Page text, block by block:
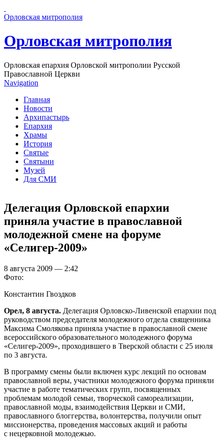
Орловская митрополия
Орловская митрополия
Орловская епархия Орловской митрополии Русской
Православной Церкви
Navigation
Главная
Новости
Архипастырь
Епархия
Храмы
История
Святые
Святыни
Музей
Для СМИ
Делегация Орловской епархии
приняла участие в православной
молодежной смене на форуме
«Селигер-2009»
8 августа 2009 — 2:42
Фото:
Константин Гвоздков
Орел, 8 августа. Делегация Орловско-Ливенской епархии под
руководством председателя молодежного отдела священника
Максима Смолякова приняла участие в православной смене
всероссийского образовательного молодежного форума
«Селигер-2009», проходившего в Тверской области с 25 июля
по 3 августа.
В программу смены были включен курс лекций по основам
православной веры, участники молодежного форума приняли
участие в работе тематических групп, посвященных
проблемам молодой семьи, творческой самореализации,
православной моды, взаимодействия Церкви и СМИ,
православного блоггерства, волонтерства, получили опыт
миссионерства, проведения массовых акций и работы
с нецерковной молодежью.